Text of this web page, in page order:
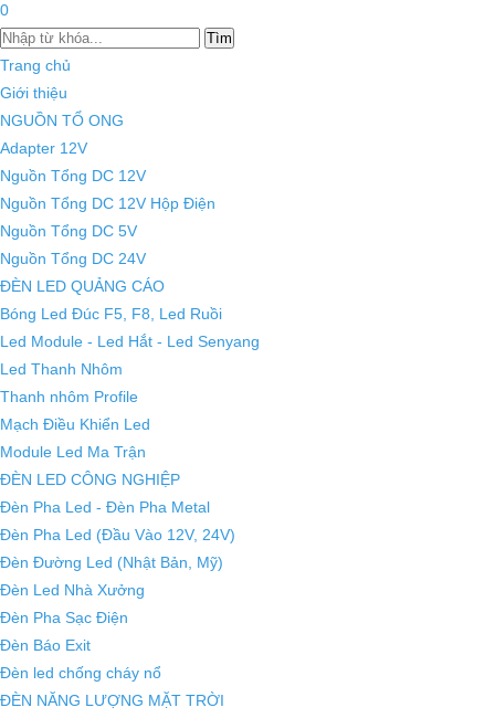
0
Tìm
Trang chủ
Giới thiệu
NGUỒN TỔ ONG
Adapter 12V
Nguồn Tổng DC 12V
Nguồn Tổng DC 12V Hộp Điện
Nguồn Tổng DC 5V
Nguồn Tổng DC 24V
ĐÈN LED QUẢNG CÁO
Bóng Led Đúc F5, F8, Led Ruồi
Led Module - Led Hắt - Led Senyang
Led Thanh Nhôm
Thanh nhôm Profile
Mạch Điều Khiển Led
Module Led Ma Trận
ĐÈN LED CÔNG NGHIỆP
Đèn Pha Led - Đèn Pha Metal
Đèn Pha Led (Đầu Vào 12V, 24V)
Đèn Đường Led (Nhật Bản, Mỹ)
Đèn Led Nhà Xưởng
Đèn Pha Sạc Điện
Đèn Báo Exit
Đèn led chống cháy nổ
ĐÈN NĂNG LƯỢNG MẶT TRỜI